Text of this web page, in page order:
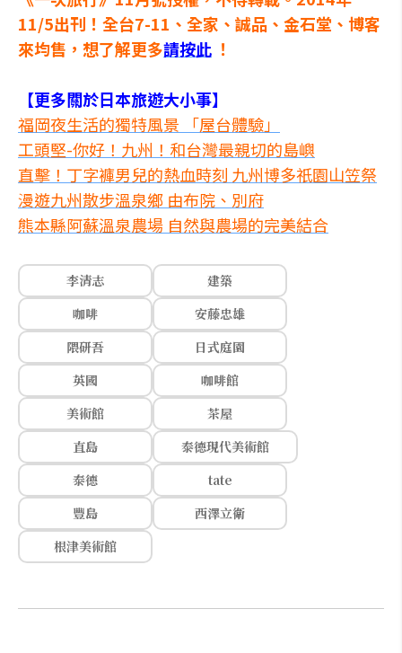
11/5出刊！全台7-11、全家、誠品、 金石堂 、 博客
來均售，想了解更多請按此 ！
【更多關於日本旅遊大小事】
福岡夜生活的獨特風景 「屋台體驗」
工頭堅-你好！九州！和台灣最親切的島嶼
直擊！丁字褲男兒的熱血時刻 九州博多祇園山笠祭
漫遊九州散步溫泉鄉 由布院、別府
熊本縣阿蘇溫泉農場 自然與農場的完美結合
李清志
建築
咖啡
安藤忠雄
隈研吾
日式庭園
英國
咖啡館
美術館
茶屋
直島
泰德現代美術館
泰德
tate
豐島
西澤立衛
根津美術館